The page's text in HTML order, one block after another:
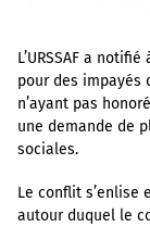
L’URSSAF a
pour des impayés
n’ayant pas
une demande de
sociales.
Le conflit s’enlise
autour duquel le